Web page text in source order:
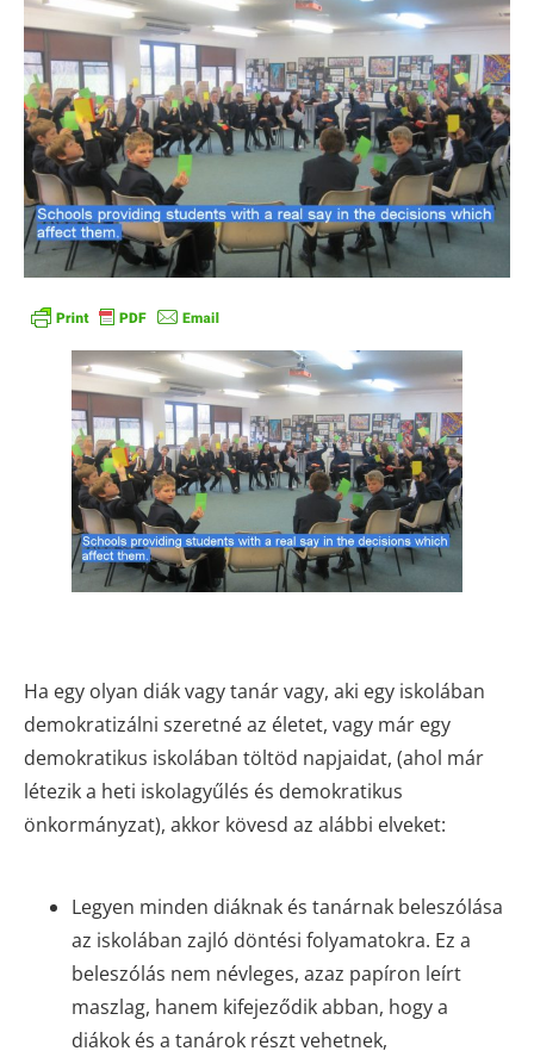
Ha egy olyan diák vagy tanár vagy, aki egy iskolában
demokratizálni szeretné az életet, vagy már egy
demokratikus iskolában töltöd napjaidat, (ahol már
létezik a heti iskolagyűlés és demokratikus
önkormányzat), akkor kövesd az alábbi elveket:
Legyen minden diáknak és tanárnak beleszólása
az iskolában zajló döntési folyamatokra. Ez a
beleszólás nem névleges, azaz papíron leírt
maszlag, hanem kifejeződik abban, hogy a
diákok és a tanárok részt vehetnek,